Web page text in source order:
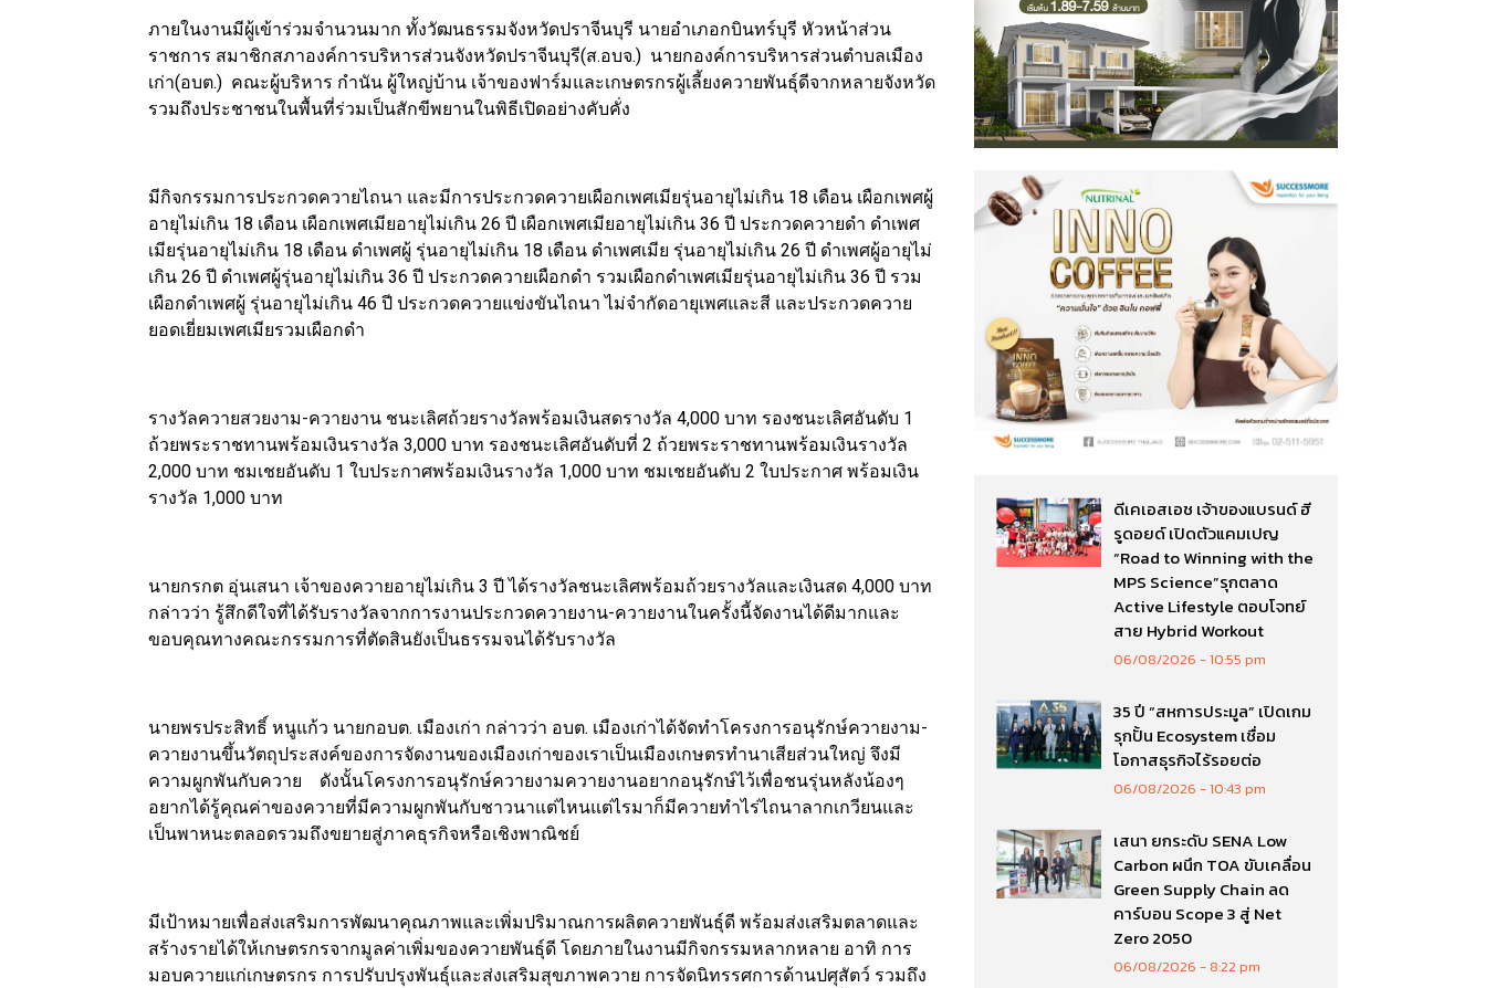
ภายในงานมีผู้เข้าร่วมจำนวนมาก ทั้งวัฒนธรรมจังหวัดปราจีนบุรี นายอำเภอกบินทร์บุรี หัวหน้าส่วน
ราชการ สมาชิกสภาองค์การบริหารส่วนจังหวัดปราจีนบุรี(ส.อบจ.) นายกองค์การบริหารส่วนตำบลเมือง
เก่า(อบต.) คณะผู้บริหาร กำนัน ผู้ใหญ่บ้าน เจ้าของฟาร์มและเกษตรกรผู้เลี้ยงควายพันธุ์ดีจากหลายจังหวัด
รวมถึงประชาชนในพื้นที่ร่วมเป็นสักขีพยานในพิธีเปิดอย่างคับคั่ง
มีกิจกรรมการประกวดควายไถนา และมีการประกวดควายเผือกเพศเมียรุ่นอายุไม่เกิน 18 เดือน เผือกเพศผู้
อายุไม่เกิน 18 เดือน เผือกเพศเมียอายุไม่เกิน 26 ปี เผือกเพศเมียอายุไม่เกิน 36 ปี ประกวดควายดำ ดำเพศ
เมียรุ่นอายุไม่เกิน 18 เดือน ดำเพศผู้ รุ่นอายุไม่เกิน 18 เดือน ดำเพศเมีย รุ่นอายุไม่เกิน 26 ปี ดำเพศผู้อายุไม่
เกิน 26 ปี ดำเพศผู้รุ่นอายุไม่เกิน 36 ปี ประกวดควายเผือกดำ รวมเผือกดำเพศเมียรุ่นอายุไม่เกิน 36 ปี รวม
เผือกดำเพศผู้ รุ่นอายุไม่เกิน 46 ปี ประกวดควายแข่งขันไถนา ไม่จำกัดอายุเพศและสี และประกวดควาย
ยอดเยี่ยมเพศเมียรวมเผือกดำ
รางวัลควายสวยงาม-ควายงาน ชนะเลิศถ้วยรางวัลพร้อมเงินสดรางวัล 4,000 บาท รองชนะเลิศอันดับ 1
ถ้วยพระราชทานพร้อมเงินรางวัล 3,000 บาท รองชนะเลิศอันดับที่ 2 ถ้วยพระราชทานพร้อมเงินรางวัล
2,000 บาท ชมเชยอันดับ 1 ใบประกาศพร้อมเงินรางวัล 1,000 บาท ชมเชยอันดับ 2 ใบประกาศ พร้อมเงิน
รางวัล 1,000 บาท
นายกรกต อุ่นเสนา เจ้าของควายอายุไม่เกิน 3 ปี ได้รางวัลชนะเลิศพร้อมถ้วยรางวัลและเงินสด 4,000 บาท
กล่าวว่า รู้สึกดีใจที่ได้รับรางวัลจากการงานประกวดควายงาน-ควายงานในครั้งนี้จัดงานได้ดีมากและ
ขอบคุณทางคณะกรรมการที่ตัดสินยังเป็นธรรมจนได้รับรางวัล
นายพรประสิทธิ์ หนูแก้ว นายกอบต. เมืองเก่า กล่าวว่า อบต. เมืองเก่าได้จัดทำโครงการอนุรักษ์ควายงาม-
ควายงานขึ้นวัตถุประสงค์ของการจัดงานของเมืองเก่าของเราเป็นเมืองเกษตรทำนาเสียส่วนใหญ่ จึงมี
ความผูกพันกับควาย ดังนั้นโครงการอนุรักษ์ควายงามควายงานอยากอนุรักษ์ไว้เพื่อชนรุ่นหลังน้องๆ
อยากได้รู้คุณค่าของควายที่มีความผูกพันกับชาวนาแต่ไหนแต่ไรมาก็มีควายทำไร่ไถนาลากเกวียนและ
เป็นพาหนะตลอดรวมถึงขยายสู่ภาคธุรกิจหรือเชิงพาณิชย์
มีเป้าหมายเพื่อส่งเสริมการพัฒนาคุณภาพและเพิ่มปริมาณการผลิตควายพันธุ์ดี พร้อมส่งเสริมตลาดและ
สร้างรายได้ให้เกษตรกรจากมูลค่าเพิ่มของควายพันธุ์ดี โดยภายในงานมีกิจกรรมหลากหลาย อาทิ การ
มอบควายแก่เกษตรกร การปรับปรุงพันธุ์และส่งเสริมสุขภาพควาย การจัดนิทรรศการด้านปศุสัตว์ รวมถึง
ดีเคเอสเอช เจ้าของแบรนด์ ฮี
รูดอยด์ เปิดตัวแคมเปญ
“Road to Winning with the
MPS Science”รุกตลาด
Active Lifestyle ตอบโจทย์
สาย Hybrid Workout
06/08/2026 10:55 pm
35 ปี “สหการประมูล” เปิดเกม
รุกปั้น Ecosystem เชื่อม
โอกาสธุรกิจไร้รอยต่อ
06/08/2026 10:43 pm
เสนา ยกระดับ SENA Low
Carbon ผนึก TOA ขับเคลื่อน
Green Supply Chain ลด
คาร์บอน Scope 3 สู่ Net
Zero 2050
06/08/2026 8:22 pm